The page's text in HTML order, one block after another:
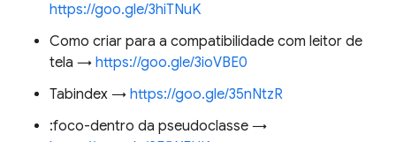
https://goo.gle/3hiTNuK
Como criar para a compatibilidade com leitor de
tela → https://goo.gle/3ioVBE0
Tabindex → https://goo.gle/35nNtzR
:foco-dentro da pseudoclasse →